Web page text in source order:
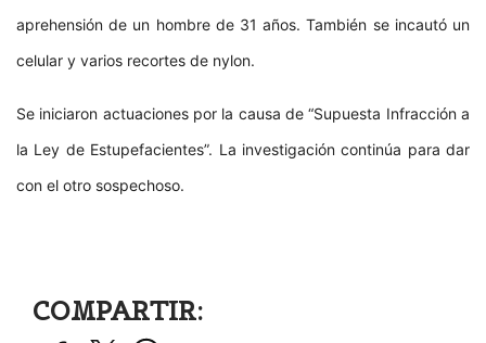
aprehensión de un hombre de 31 años. También se incautó un
celular y varios recortes de nylon.
Se iniciaron actuaciones por la causa de “Supuesta Infracción a
la Ley de Estupefacientes”. La investigación continúa para dar
con el otro sospechoso.
COMPARTIR: